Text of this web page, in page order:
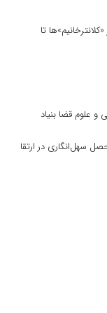
تا
و علوم قضا بنیاد
سهل‌انگاری در ارتقا